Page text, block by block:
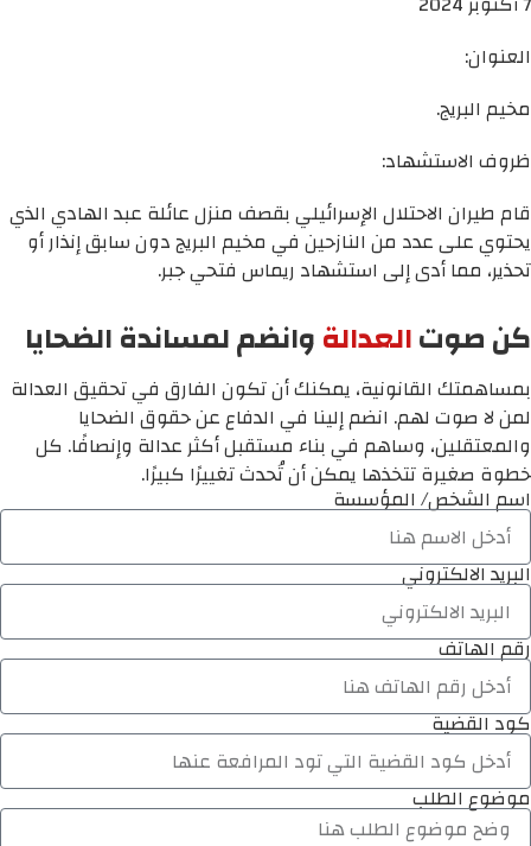
العنوان:
مخيم البريج.
ظروف الاستشهاد:
قام طيران الاحتلال الإسرائيلي بقصف منزل عائلة عبد الهادي الذي
يحتوي على عدد من النازحين في مخيم البريج دون سابق إنذار أو
تحذير، مما أدى إلى استشهاد ريماس فتحي جبر.
كن صوتالعدالةوانضم لمساندة الضحايا
بمساهمتك القانونية، يمكنك أن تكون الفارق في تحقيق العدالة
لمن لا صوت لهم. انضم إلينا في الدفاع عن حقوق الضحايا
والمعتقلين، وساهم في بناء مستقبل أكثر عدالة وإنصافًا. كل
خطوة صغيرة تتخذها يمكن أن تُحدث تغييرًا كبيرًا.
اسم الشخص/ المؤسسة
البريد الالكتروني
رقم الهاتف
كود القضية
موضوع الطلب